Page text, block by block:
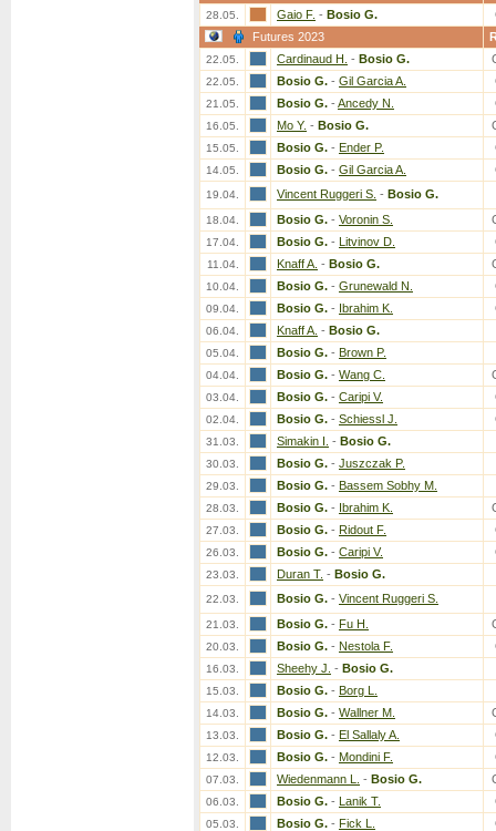
28.05. Gaio F. - Bosio G.
Futures 2023
22.05. Cardinaud H. - Bosio G.
22.05. Bosio G. - Gil Garcia A.
21.05. Bosio G. - Ancedy N.
16.05. Mo Y. - Bosio G.
15.05. Bosio G. - Ender P.
14.05. Bosio G. - Gil Garcia A.
19.04. Vincent Ruggeri S. - Bosio G.
18.04. Bosio G. - Voronin S.
17.04. Bosio G. - Litvinov D.
11.04. Knaff A. - Bosio G.
10.04. Bosio G. - Grunewald N.
09.04. Bosio G. - Ibrahim K.
06.04. Knaff A. - Bosio G.
05.04. Bosio G. - Brown P.
04.04. Bosio G. - Wang C.
03.04. Bosio G. - Caripi V.
02.04. Bosio G. - Schiessl J.
31.03. Simakin I. - Bosio G.
30.03. Bosio G. - Juszczak P.
29.03. Bosio G. - Bassem Sobhy M.
28.03. Bosio G. - Ibrahim K.
27.03. Bosio G. - Ridout F.
26.03. Bosio G. - Caripi V.
23.03. Duran T. - Bosio G.
22.03. Bosio G. - Vincent Ruggeri S.
21.03. Bosio G. - Fu H.
20.03. Bosio G. - Nestola F.
16.03. Sheehy J. - Bosio G.
15.03. Bosio G. - Borg L.
14.03. Bosio G. - Wallner M.
13.03. Bosio G. - El Sallaly A.
12.03. Bosio G. - Mondini F.
07.03. Wiedenmann L. - Bosio G.
06.03. Bosio G. - Lanik T.
05.03. Bosio G. - Fick L.